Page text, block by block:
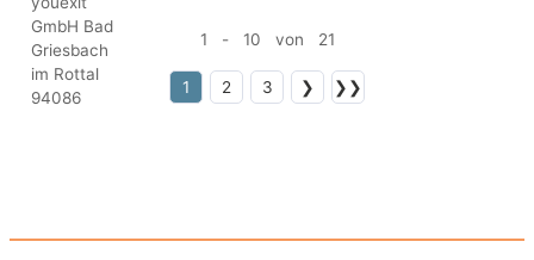
1 - 10 von 21
1 2 3 ❯ ❯❯